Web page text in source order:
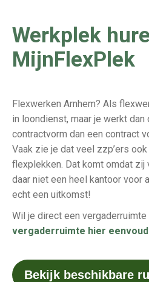
Werkplek
MijnFlexPlek
Flexwerken Arnhem? Als
in loondienst, maar je werkt
contractvorm dan een contract
Vaak zie je dat veel zzp’ers
flexplekken. Dat komt omdat zij
daar niet een heel kantoor voor
echt een uitkomst!
Wil je direct een
vergaderruimte hier
Bekijk beschikbare